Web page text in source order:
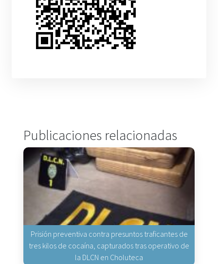
Publicaciones relacionadas
Prisión preventiva contra presuntos traficantes de
tres kilos de cocaína, capturados tras operativo de
la DLCN en Choluteca